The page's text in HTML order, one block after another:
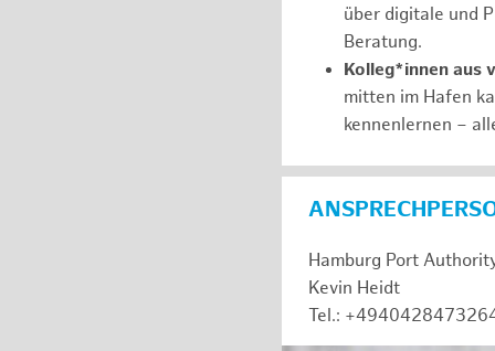
über digitale und
Beratung.
Kolleg*innen aus
mitten im Hafen
kennenlernen –
Hamburg Port
Kevin Heidt
Tel.: